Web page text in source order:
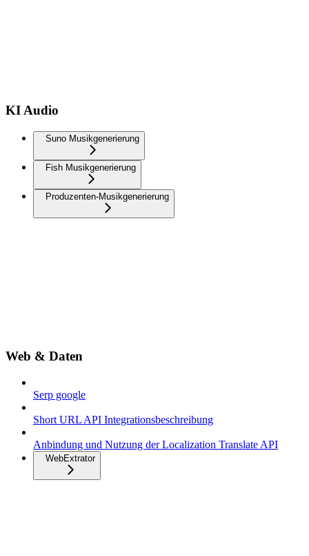
KI Audio
Suno Musikgenerierung
Fish Musikgenerierung
Produzenten-Musikgenerierung
Web & Daten
Serp google
Short URL API Integrationsbeschreibung
Anbindung und Nutzung der Localization Translate API
WebExtrator